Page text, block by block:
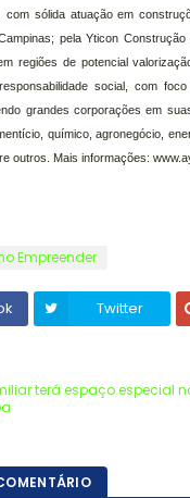
com sólida atuação em
pela Yticon
regiões de potencial
social, com
grandes corporações em
químico, agronegócio,
outros. Mais informações:
Empreender
Twitter
terá espaço especial